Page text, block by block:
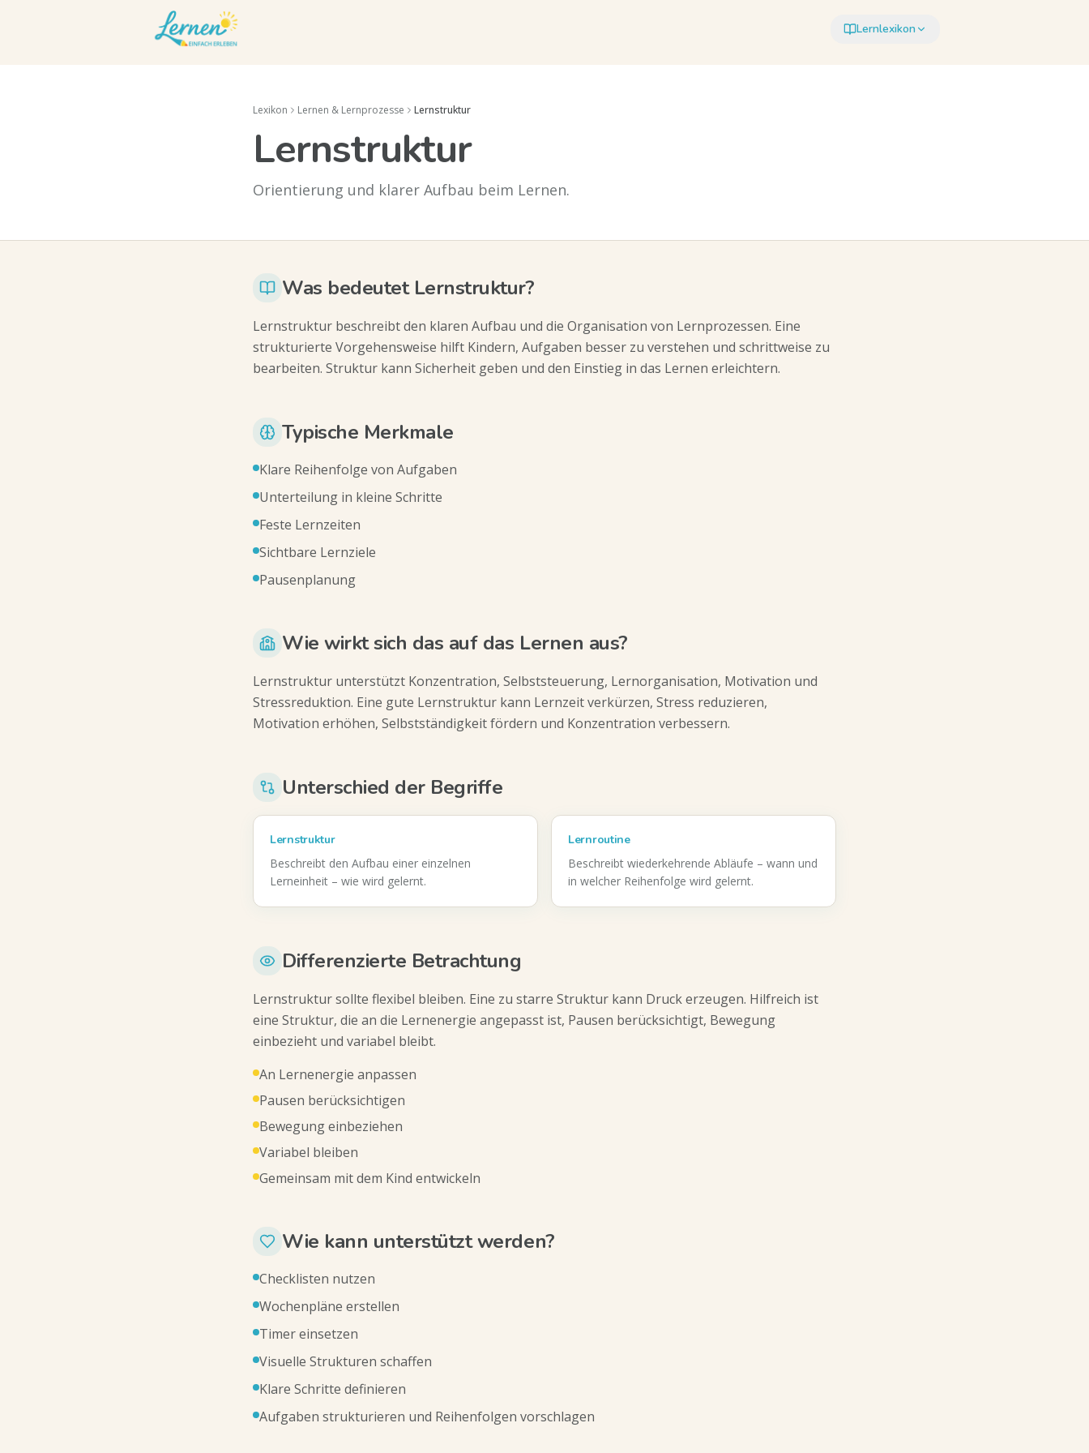
Lernlexikon
Lexikon Lernen & Lernprozesse Lernstruktur
Lernstruktur
Orientierung und klarer Aufbau beim Lernen.
Was bedeutet Lernstruktur?
Lernstruktur beschreibt den klaren Aufbau und die Organisation von Lernprozessen. Eine
strukturierte Vorgehensweise hilft Kindern, Aufgaben besser zu verstehen und schrittweise zu
bearbeiten. Struktur kann Sicherheit geben und den Einstieg in das Lernen erleichtern.
Typische Merkmale
Klare Reihenfolge von Aufgaben
Unterteilung in kleine Schritte
Feste Lernzeiten
Sichtbare Lernziele
Pausenplanung
Wie wirkt sich das auf das Lernen aus?
Lernstruktur unterstützt Konzentration, Selbststeuerung, Lernorganisation, Motivation und
Stressreduktion. Eine gute Lernstruktur kann Lernzeit verkürzen, Stress reduzieren,
Motivation erhöhen, Selbstständigkeit fördern und Konzentration verbessern.
Unterschied der Begriffe
Lernstruktur
Beschreibt den Aufbau einer einzelnen
Lerneinheit – wie wird gelernt.
Lernroutine
Beschreibt wiederkehrende Abläufe – wann und
in welcher Reihenfolge wird gelernt.
Differenzierte Betrachtung
Lernstruktur sollte flexibel bleiben. Eine zu starre Struktur kann Druck erzeugen. Hilfreich ist
eine Struktur, die an die Lernenergie angepasst ist, Pausen berücksichtigt, Bewegung
einbezieht und variabel bleibt.
An Lernenergie anpassen
Pausen berücksichtigen
Bewegung einbeziehen
Variabel bleiben
Gemeinsam mit dem Kind entwickeln
Wie kann unterstützt werden?
Checklisten nutzen
Wochenpläne erstellen
Timer einsetzen
Visuelle Strukturen schaffen
Klare Schritte definieren
Aufgaben strukturieren und Reihenfolgen vorschlagen